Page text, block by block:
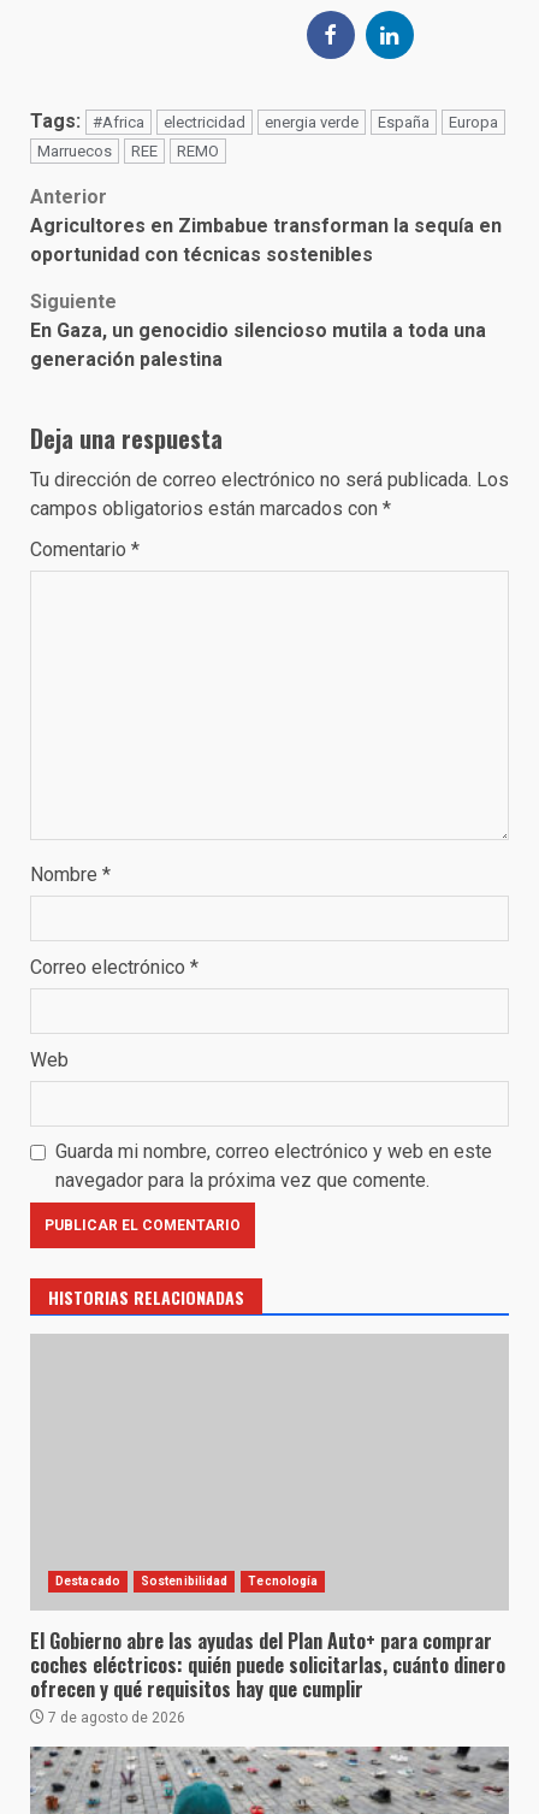
Tags: #Africa electricidad energia verde España
Europa
Marruecos
REE REMO
Post
navigation
Anterior
Agricultores en Zimbabue transforman la sequía en
oportunidad con técnicas sostenibles
Siguiente
En Gaza, un genocidio silencioso mutila a toda una
generación palestina
Deja una respuesta
Tu dirección de correo electrónico no será publicada. Los
campos obligatorios están marcados con *
Comentario *
Nombre *
Correo electrónico *
Web
Guarda mi nombre, correo electrónico y web en este
navegador para la próxima vez que comente.
HISTORIAS RELACIONADAS
Destacado Sostenibilidad Tecnología
El Gobierno abre las ayudas del Plan Auto+ para comprar
coches eléctricos: quién puede solicitarlas, cuánto dinero
ofrecen y qué requisitos hay que cumplir
7 de agosto de 2026